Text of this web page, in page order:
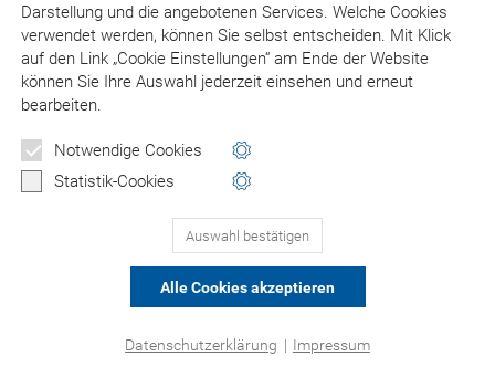
Darstellung und die angebotenen Services. Welche Cookies
verwendet werden, können Sie selbst entscheiden. Mit Klick
aufden Link „Cookie Einstellungen“ am Ende der Website
können Sie Ihre Auswahl jederzeit einsehen und erneut
bearbeiten.
Notwendige Cookies
Statistik-Cookies
Auswahl bestätigen
Alle Cookies akzeptieren
Datenschutzerklärung | Impressum
© Asgard-Verlag Dr. Werner Hippe GmbH